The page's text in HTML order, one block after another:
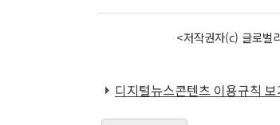
<저작권자(c) 글로벌
디지털뉴스콘텐츠 이용규칙 보